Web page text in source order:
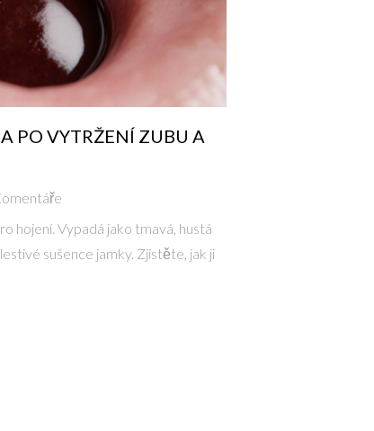
PO VYTRŽENÍ ZUBU A
hojení. Vypadá jako tmavá, hustá
sušence jamky. Zjistěte, jak ji